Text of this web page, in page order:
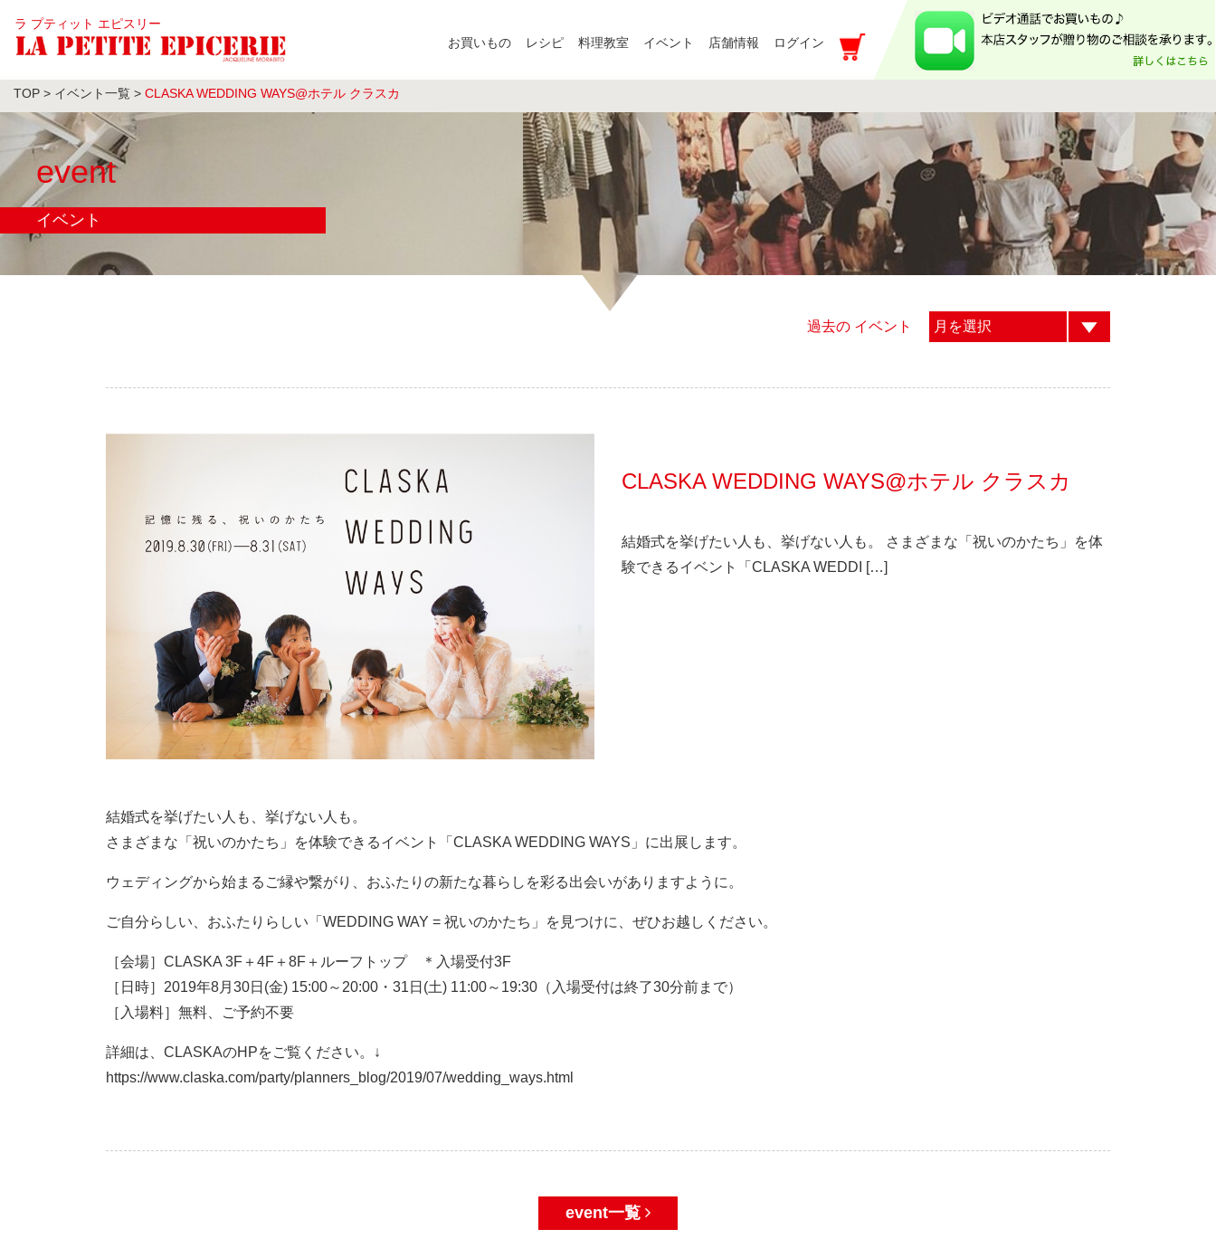
ラ プティット エピスリー
お買いもの
レシピ 料理教室 イベント 店舗情報 ログイン
TOP > イベント一覧 > CLASKA WEDDING WAYS@ホテル クラスカ
event
イベント
過去の イベント
CLASKA WEDDING WAYS@ホテル クラスカ
結婚式を挙げたい人も、挙げない人も。 さまざまな「祝いのかたち」を体
験できるイベント「CLASKA WEDDI […]
結婚式を挙げたい人も、挙げない人も。
さまざまな「祝いのかたち」を体験できるイベント「CLASKA WEDDING WAYS」に出展します。
ウェディングから始まるご縁や繋がり、おふたりの新たな暮らしを彩る出会いがありますように。
ご自分らしい、おふたりらしい「WEDDING WAY = 祝いのかたち」を見つけに、ぜひお越しください。
［会場］CLASKA 3F＋4F＋8F＋ルーフトップ ＊入場受付3F
［日時］2019年8月30日(金) 15:00～20:00・31日(土) 11:00～19:30（入場受付は終了30分前まで）
［入場料］無料、ご予約不要
詳細は、CLASKAのHPをご覧ください。↓
https://www.claska.com/party/planners_blog/2019/07/wedding_ways.html
event一覧